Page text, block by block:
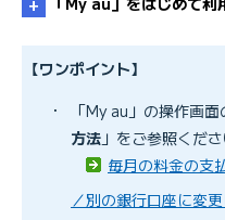
「au ID」／「基本契
「My au」に初めてロ
【ワンポイント】
・
「My au」の操作画
方法 」をご参照くださ
毎月の料金の支
／別の銀行口座に変